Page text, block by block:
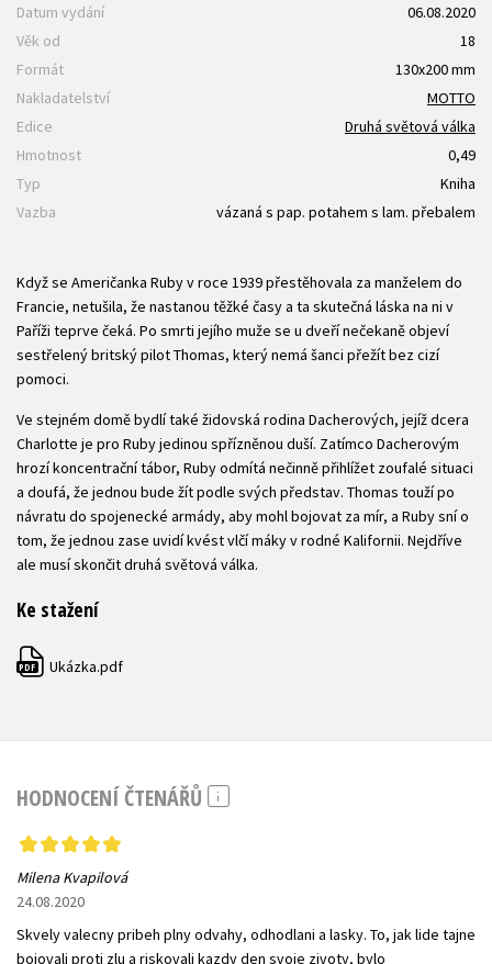
Datum vydání
06.08.2020
Věk od
18
Formát
130x200 mm
Nakladatelství
MOTTO
Edice
Druhá světová válka
Hmotnost
0,49
Typ
Kniha
Vazba
vázaná s pap. potahem s lam. přebalem
Když se Američanka Ruby v roce 1939 přestěhovala za manželem do
Francie, netušila, že nastanou těžké časy a ta skutečná láska na ni v
Paříži teprve čeká. Po smrti jejího muže se u dveří nečekaně objeví
sestřelený britský pilot Thomas, který nemá šanci přežít bez cizí
pomoci.
Ve stejném domě bydlí také židovská rodina Dacherových, jejíž dcera
Charlotte je pro Ruby jedinou spřízněnou duší. Zatímco Dacherovým
hrozí koncentrační tábor, Ruby odmítá nečinně přihlížet zoufalé situaci
a doufá, že jednou bude žít podle svých představ. Thomas touží po
návratu do spojenecké armády, aby mohl bojovat za mír, a Ruby sní o
tom, že jednou zase uvidí kvést vlčí máky v rodné Kalifornii. Nejdříve
ale musí skončit druhá světová válka.
Ke stažení
PDF Ukázka.pdf
HODNOCENÍ ČTENÁŘŮ
Milena Kvapilová
24.08.2020
Skvely valecny pribeh plny odvahy, odhodlani a lasky. To, jak lide tajne
bojovali proti zlu a riskovali kazdy den svoje zivoty, bylo